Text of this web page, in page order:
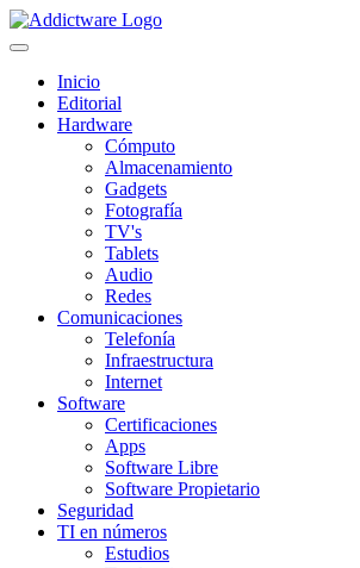
Inicio
Editorial
Hardware
Cómputo
Almacenamiento
Gadgets
Fotografía
TV's
Tablets
Audio
Redes
Comunicaciones
Telefonía
Infraestructura
Internet
Software
Certificaciones
Apps
Software Libre
Software Propietario
Seguridad
TI en números
Estudios